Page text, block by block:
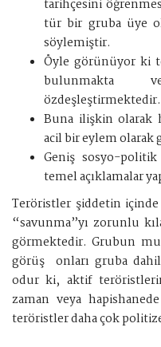
tarihçesini
tür bir gruba üye
söylemiştir.
Öyle görünüyor ki
bulunmakta
özdeşleştirmektedir.
Buna ilişkin olarak
acil bir eylem olarak
Geniş sosyo-
temel açıklamalar
Teröristler şiddetin içinde
“savunma”yı zorunlu
görmektedir. Grubun
görüş onları gruba
odur ki, aktif
zaman veya
teröristler daha çok